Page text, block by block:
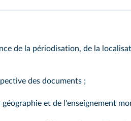
de la périodisation, de la
des documents ;
et de l'enseignement